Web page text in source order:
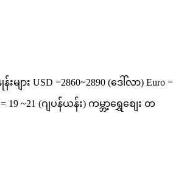
USD =2860~2890 (ဒေါ်လာ) Euro =
19 ~21 (ဂျပန်ယန်း) ကမ္ဘာ့ရွှေစျေး တ